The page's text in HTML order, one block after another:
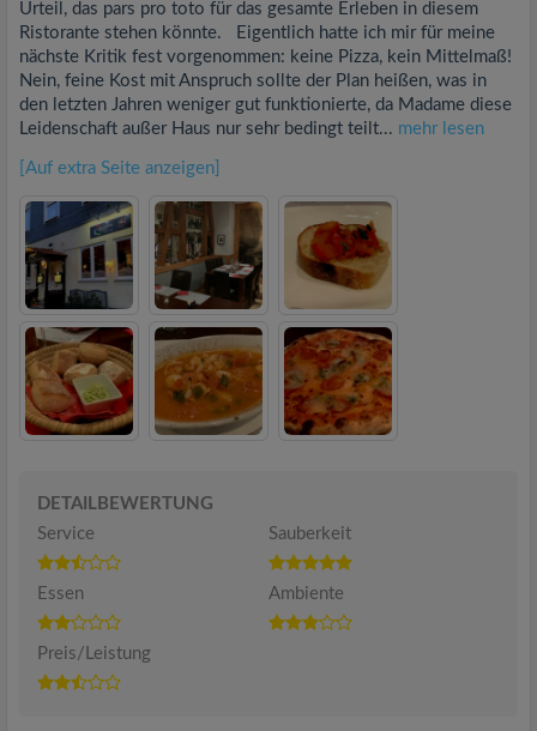
Urteil, das pars pro toto für das gesamte Erleben in diesem
Ristorante stehen könnte. Eigentlich hatte ich mir für meine
nächste Kritik fest vorgenommen: keine Pizza, kein Mittelmaß!
Nein, feine Kost mit Anspruch sollte der Plan heißen, was in
den letzten Jahren weniger gut funktionierte, da Madame diese
Leidenschaft außer Haus nur sehr bedingt teilt... mehr lesen
[Auf extra Seite anzeigen]
DETAILBEWERTUNG
Service
Sauberkeit
Essen Ambiente
Preis/Leistung